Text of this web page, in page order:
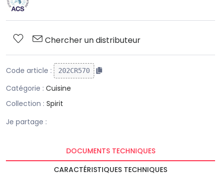
Chercher un distributeur
Code article : 202CR570
Catégorie : Cuisine
Collection : Spirit
Je partage :
DOCUMENTS TECHNIQUES
CARACTÉRISTIQUES TECHNIQUES